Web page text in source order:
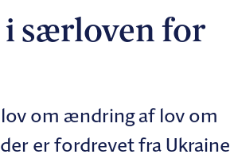
særloven for
om ændring af lov om
er fordrevet fra Ukraine